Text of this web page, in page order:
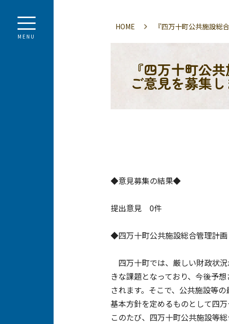
MENU
HOME 『四万十町公共施設総
『四万十町公
ご意見を募集し
◆意見募集の結果◆
提出意見 0件
◆四万十町公共施設総合管理計
四万十町では、厳しい財政状
きな課題となっており、今後予
されます。そこで、公共施設等
基本方針を定めるものとして四
このたび、四万十町公共施設等